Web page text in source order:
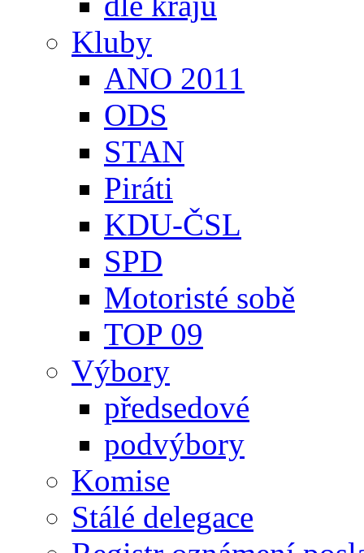
Kluby
ANO 2011
ODS
STAN
Piráti
KDU-ČSL
SPD
Motoristé sobě
TOP 09
Výbory
předsedové
podvýbory
Komise
Stálé delegace